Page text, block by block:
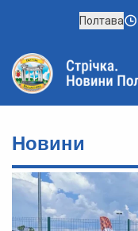
Полтава
Новини